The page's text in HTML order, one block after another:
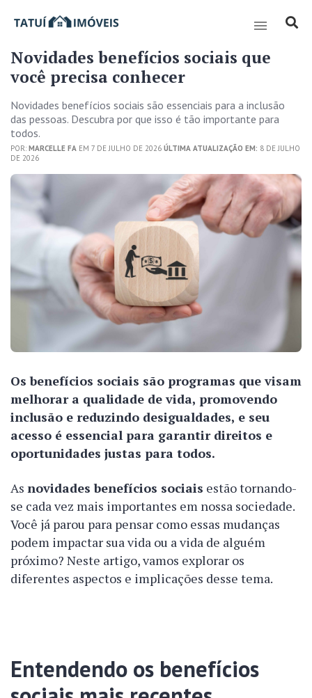
Novidades benefícios sociais que
você precisa conhecer
Novidades benefícios sociais são essenciais para a inclusão
das pessoas. Descubra por que isso é tão importante para
todos.
POR: MARCELLE FA EM 7 DE JULHO DE 2026 ÚLTIMA ATUALIZAÇÃO EM: 8 DE JULHO
DE 2026
Os benefícios sociais são programas que visam
melhorar a qualidade de vida, promovendo
inclusão e reduzindo desigualdades, e seu
acesso é essencial para garantir direitos e
oportunidades justas para todos.
As novidades benefícios sociais estão tornando-
se cada vez mais importantes em nossa sociedade.
Você já parou para pensar como essas mudanças
podem impactar sua vida ou a vida de alguém
próximo? Neste artigo, vamos explorar os
diferentes aspectos e implicações desse tema.
Entendendo os benefícios